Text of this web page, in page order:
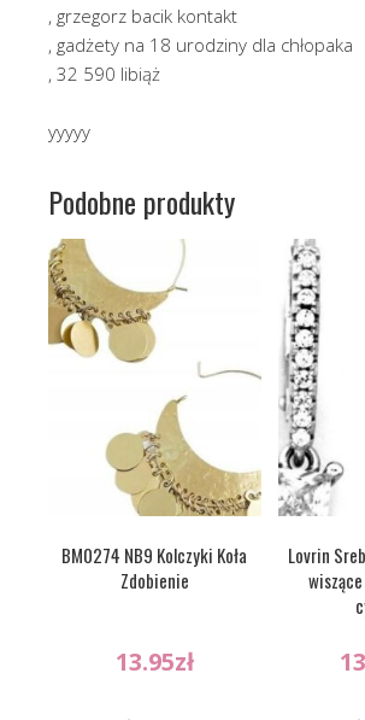
, grzegorz bacik kontakt
, gadżety na 18 urodziny dla chłopaka
, 32 590 libiąż
yyyyy
Podobne produkty
BM0274 NB9 Kolczyki Koła
Zdobienie
13.95zł
Lovrin